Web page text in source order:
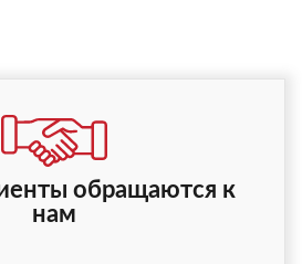
обращаются к
нам